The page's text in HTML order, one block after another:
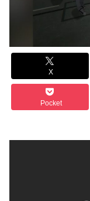
X
Pocket